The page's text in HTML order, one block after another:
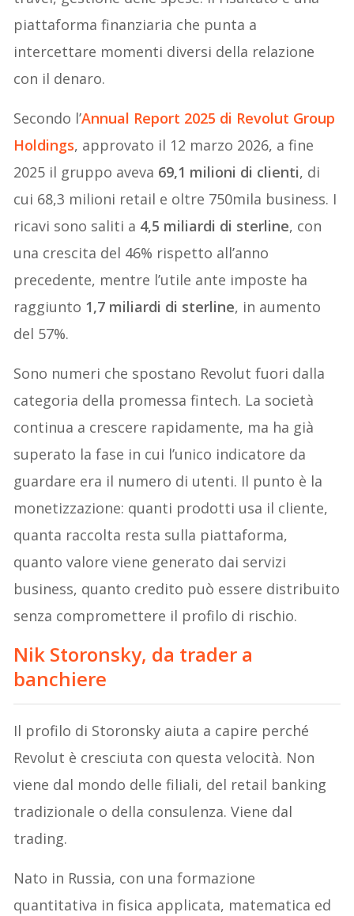
piattaforma finanziaria che punta a
intercettare momenti diversi della relazione
con il denaro.
Secondo l’Annual Report 2025 di Revolut Group
Holdings, approvato il 12 marzo 2026, a fine
2025 il gruppo aveva 69,1 milioni di clienti, di
cui 68,3 milioni retail e oltre 750mila business. I
ricavi sono saliti a 4,5 miliardi di sterline, con
una crescita del 46% rispetto all’anno
precedente, mentre l’utile ante imposte ha
raggiunto 1,7 miliardi di sterline, in aumento
del 57%.
Sono numeri che spostano Revolut fuori dalla
categoria della promessa fintech. La società
continua a crescere rapidamente, ma ha già
superato la fase in cui l’unico indicatore da
guardare era il numero di utenti. Il punto è la
monetizzazione: quanti prodotti usa il cliente,
quanta raccolta resta sulla piattaforma,
quanto valore viene generato dai servizi
business, quanto credito può essere distribuito
senza compromettere il profilo di rischio.
Nik Storonsky, da trader a
banchiere
Il profilo di Storonsky aiuta a capire perché
Revolut è cresciuta con questa velocità. Non
viene dal mondo delle filiali, del retail banking
tradizionale o della consulenza. Viene dal
trading.
Nato in Russia, con una formazione
quantitativa in fisica applicata, matematica ed